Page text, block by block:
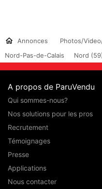
Annonces
Photos/
Nord-Pas-de-Calais
Nord
A propos de ParuVendu
Qui sommes-nous?
Nos solutions pour les pros
Recrutement
Témoignages
Presse
Applications
Nous contacter